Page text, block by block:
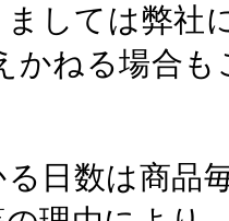
しては弊社
かねる場合
日数は商品